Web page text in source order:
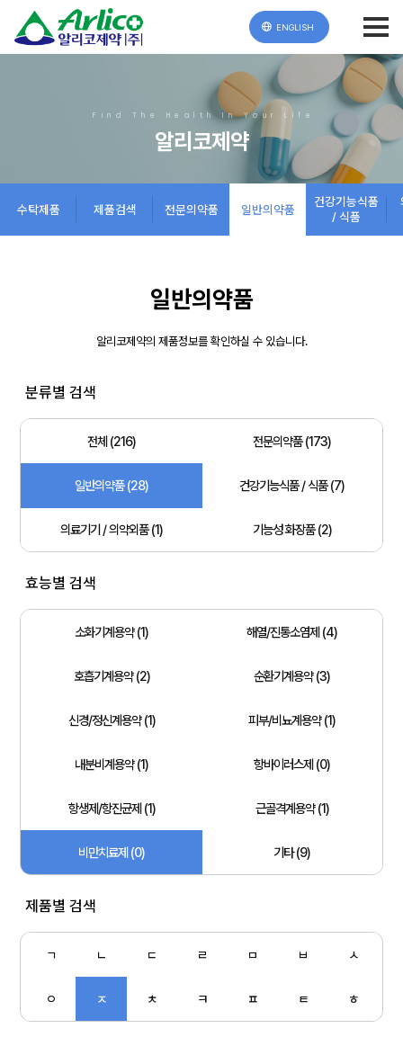
ENGLISH
Find The Health In Your Life
알리코제약
수탁제품 제품검색 전문의약품 일반의약품
건강기능식품
/ 식품
일반의약품
알리코제약의 제품정보를 확인하실 수 있습니다.
분류별 검색
전체 (216) 전문의약품 (173)
일반의약품 (28) 건강기능식품 / 식품 (7)
의료기기 / 의약외품 (1) 기능성 화장품 (2)
효능별 검색
소화기계용약 (1) 해열/진통소염제 (4)
호흡기계용약 (2) 순환기계용약 (3)
신경/정신계용약 (1) 피부/비뇨계용약 (1)
내분비계용약 (1) 항바이러스제 (0)
항생제/항진균제 (1) 근골격계용약 (1)
비만치료제 (0) 기타 (9)
제품별 검색
ㄱ ㄴ ㄷ ㄹ ㅁ ㅂ ㅅ
ㅇ ㅈ ㅊ ㅋ ㅍ ㅌ ㅎ